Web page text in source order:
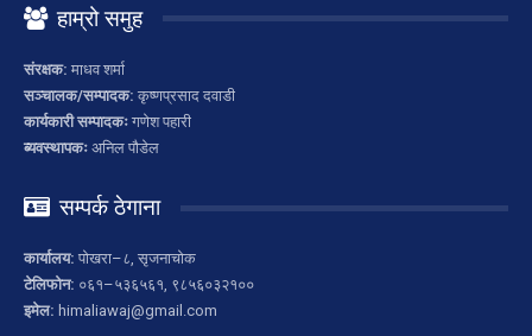
हाम्रो समुह
संरक्षक: माधव शर्मा
सञ्चालक/सम्पादक: कृष्णप्रसाद दवाडी
कार्यकारी सम्पादकः गणेश पहारी
ब्यवस्थापकः अनिल पौडेल
सम्पर्क ठेगाना
कार्यालय: पोखरा–८, सृजनाचोक
टेलिफोन: ०६१–५३६५६१, ९८५६०३२१००
इमेल: himaliawaj@gmail.com